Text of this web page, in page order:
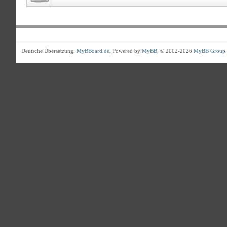
Deutsche Übersetzung: MyBBoard.de , Powered by MyBB , © 2002-2026 MyBB Group